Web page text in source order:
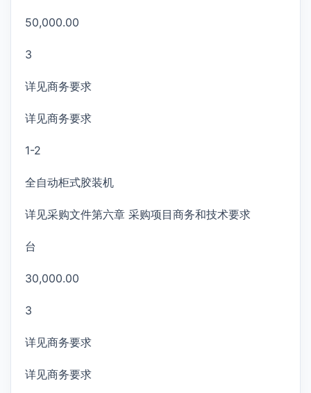
50,000.00
3
详见商务要求
详见商务要求
1-2
全自动柜式胶装机
详见采购文件第六章 采购项目商务和技术要求
台
30,000.00
3
详见商务要求
详见商务要求